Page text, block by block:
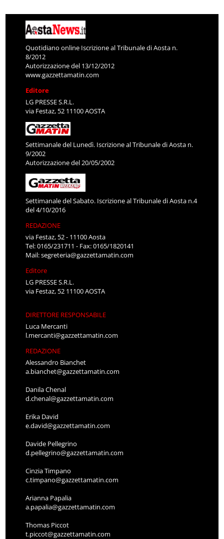
Quotidiano online Iscrizione al Tribunale di Aosta n.
8/2012
Autorizzazione del 13/12/2012
www.gazzettamatin.com
Editore
LG PRESSE S.R.L.
via Festaz, 52 11100 AOSTA
Settimanale del Lunedì. Iscrizione al Tribunale di Aosta n.
9/2002
Autorizzazione del 20/05/2002
Settimanale del Sabato. Iscrizione al Tribunale di Aosta n.4
del 4/10/2016
REDAZIONE
via Festaz, 52 - 11100 Aosta
Tel: 0165/231711 - Fax: 0165/1820141
Mail:segreteria@gazzettamatin.com
Editore
LG PRESSE S.R.L.
via Festaz, 52 11100 AOSTA
DIRETTORE RESPONSABILE
Luca Mercanti
l.mercanti@gazzettamatin.com
REDAZIONE
Alessandro Bianchet
a.bianchet@gazzettamatin.com
Danila Chenal
d.chenal@gazzettamatin.com
Erika David
e.david@gazzettamatin.com
Davide Pellegrino
d.pellegrino@gazzettamatin.com
Cinzia Timpano
c.timpano@gazzettamatin.com
Arianna Papalia
a.papalia@gazzettamatin.com
Thomas Piccot
t.piccot@gazzettamatin.com